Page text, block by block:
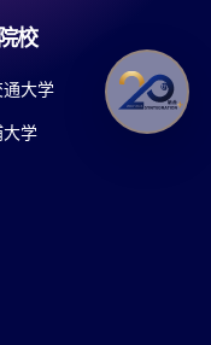
校
大学
大学